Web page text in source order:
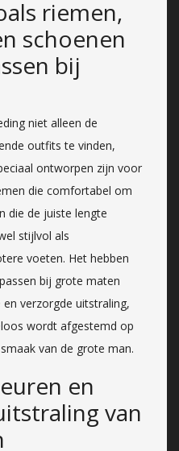
riemen,
schoenen
bij
niet alleen de
outfits te vinden,
ontworpen zijn voor
die comfortabel om
die de juiste lengte
stijlvol als
voeten. Het hebben
bij grote maten
verzorgde uitstraling,
wordt afgestemd op
van de grote man.
en
van